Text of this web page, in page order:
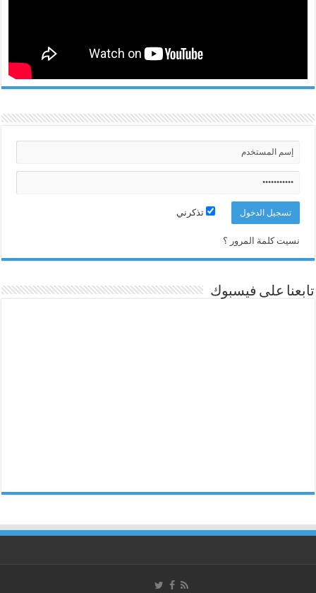
تذكرني
نسيت كلمة المرور ؟
تابعنا على فيسبوك